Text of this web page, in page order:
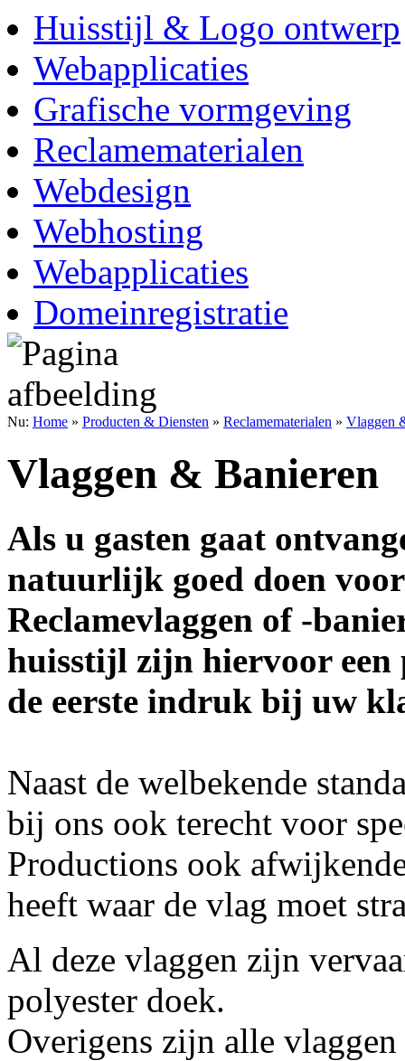
Huisstijl & Logo ontwerp
Webapplicaties
Grafische vormgeving
Reclamematerialen
Webdesign
Webhosting
Webapplicaties
Domeinregistratie
Nu: Home » Producten & Diensten » Reclamematerialen » Vlaggen
Vlaggen & Banieren
Als u gasten gaat
natuurlijk goed doen
Reclamevlaggen of -
huisstijl zijn hiervoor een
de eerste indruk bij uw
Naast de welbekende
bij ons ook terecht voor
Productions ook
heeft waar de vlag moet
Al deze vlaggen zijn
polyester doek.
Overigens zijn alle